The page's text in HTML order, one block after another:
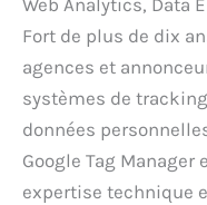
Web Analytics, Data
Fort de plus de dix
agences et
systèmes de
données
Google Tag
expertise technique